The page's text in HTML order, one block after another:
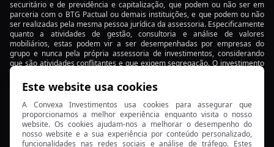
Este website usa cookies
A Convexa Investimentos usa cookies para assegurar que
proporcionamos a melhor experiência enquanto visita o nosso
website. Os cookies ajudam-nos a melhorar o desempenho do
nosso website e a sua experiência por conteúdo personalizado,
funcionalidades nas redes sociais e análise de tráfego. Estes
seu Negócio
Como investir em renda fixa isenta de IR?
As taxas do Tesouro RendA+ estão em liquidação…
Segurança e Rentabilidade: Investindo em Títulos
do Tesouro Nacional
Perfil de Investidor: Descubra o Seu e Saiba Como
securitário e de previdência e capitalização, que podem ou não ser em
parceria com o BTG Pactual ou demais instituições, e que podem ou não
ser realizadas pela mesma pessoa jurídica da assessoria. Especificamente
quanto a atividades de gestão, consultoria e análise de valores
mobiliários, estas podem vir a ser desempenhadas por empresas do
grupo e nunca pela própria assessoria de investimentos, considerando
que são atividades conflitantes e que exigem segregação. O investimento
em ações é um investimento de risco e rentabilidade passada não é
garantia de rentabilidade futura. Para reclamações, favor contatar a
Ouvidoria do Banco BTG Pactual S/A no telefone nº
acessar nossa lista de sócios clique aqui:
https://www.sejabtg.com/escritorios
Conheça nossa lista de sócios